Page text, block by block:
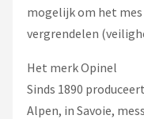
mogelijk om het
vergrendelen
Het merk Opinel
Sinds 1890
Alpen, in Savoie,